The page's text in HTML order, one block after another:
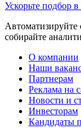
Ускорьте подбор
Автоматизируйте
собирайте
О компании
Наши
Партнерам
Реклама на
Новости и
Инвесторам
Кандидаты